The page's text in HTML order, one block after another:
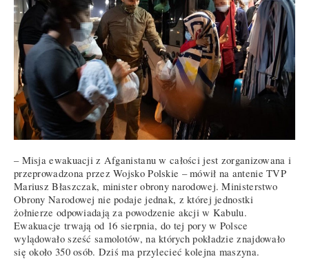
– Misja ewakuacji z Afganistanu w całości jest zorganizowana i
przeprowadzona przez Wojsko Polskie – mówił na antenie TVP
Mariusz Błaszczak, minister obrony narodowej. Ministerstwo
Obrony Narodowej nie podaje jednak, z której jednostki
żołnierze odpowiadają za powodzenie akcji w Kabulu.
Ewakuacje trwają od 16 sierpnia, do tej pory w Polsce
wylądowało sześć samolotów, na których pokładzie znajdowało
się około 350 osób. Dziś ma przylecieć kolejna maszyna.